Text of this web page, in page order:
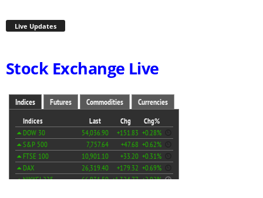
Live Updates
Stock Exchange Live